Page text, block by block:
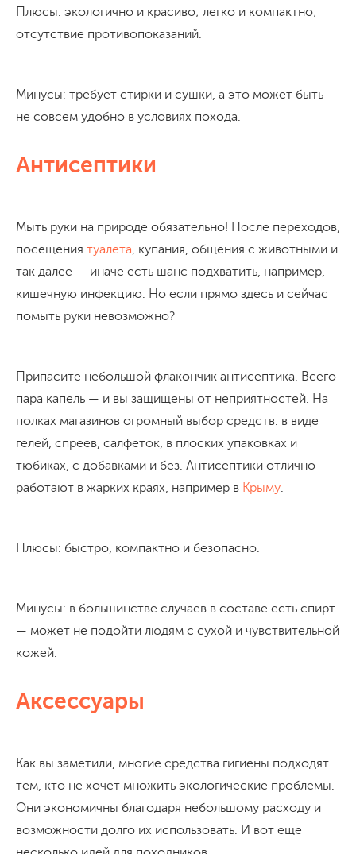
Плюсы: экологично и красиво; легко и компактно;
отсутствие противопоказаний.
Минусы: требует стирки и сушки, а это может быть
не совсем удобно в условиях похода.
Антисептики
Мыть руки на природе обязательно! После переходов,
посещения туалета, купания, общения с животными и
так далее — иначе есть шанс подхватить, например,
кишечную инфекцию. Но если прямо здесь и сейчас
помыть руки невозможно?
Припасите небольшой флакончик антисептика. Всего
пара капель — и вы защищены от неприятностей. На
полках магазинов огромный выбор средств: в виде
гелей, спреев, салфеток, в плоских упаковках и
тюбиках, с добавками и без. Антисептики отлично
работают в жарких краях, например в Крыму.
Плюсы: быстро, компактно и безопасно.
Минусы: в большинстве случаев в составе есть спирт
— может не подойти людям с сухой и чувствительной
кожей.
Аксессуары
Как вы заметили, многие средства гигиены подходят
тем, кто не хочет множить экологические проблемы.
Они экономичны благодаря небольшому расходу и
возможности долго их использовать. И вот ещё